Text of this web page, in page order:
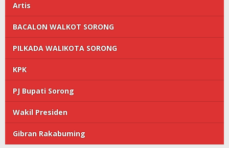
Artis
BACALON WALKOT SORONG
PILKADA WALIKOTA SORONG
KPK
PJ Bupati Sorong
Wakil Presiden
Gibran Rakabuming